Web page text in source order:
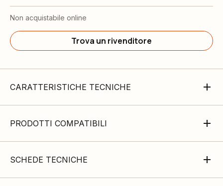
Non acquistabile online
Trova un rivenditore
CARATTERISTICHE TECNICHE
PRODOTTI COMPATIBILI
SCHEDE TECNICHE